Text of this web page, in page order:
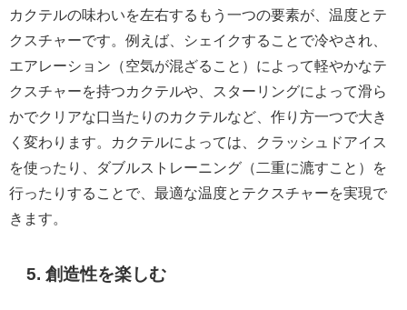
カクテルの味わいを左右するもう一つの要素が、温度とテ
クスチャーです。例えば、シェイクすることで冷やされ、
エアレーション（空気が混ざること）によって軽やかなテ
クスチャーを持つカクテルや、スターリングによって滑ら
かでクリアな口当たりのカクテルなど、作り方一つで大き
く変わります。カクテルによっては、クラッシュドアイス
を使ったり、ダブルストレーニング（二重に漉すこと）を
行ったりすることで、最適な温度とテクスチャーを実現で
きます。
5. 創造性を楽しむ